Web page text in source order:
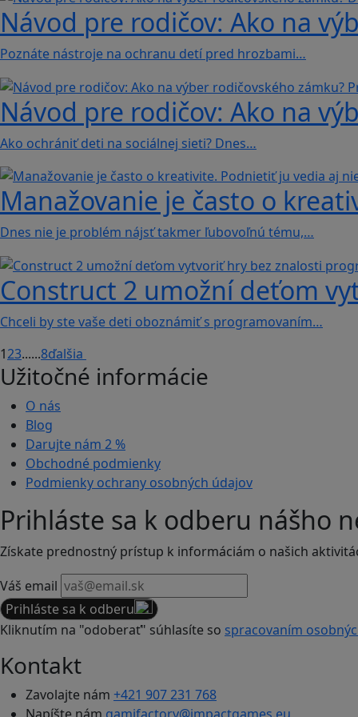
Návod pre rodičov: Ako na
Poznáte nástroje na ochranu detí pred hrozbami…
Návod pre rodičov: Ako na
Ako ochrániť deti na sociálnej sieti? Dnes…
Manažovanie je často o
Dnes nie je problém nájsť takmer ľubovoľnú tému,…
Construct 2 umožní deťom
Chceli by ste vaše deti oboznámiť s programovaním…
123......8ďalšia
Užitočné informácie
O nás
Blog
Darujte nám 2 %
Obchodné podmienky
Podmienky ochrany osobných údajov
Prihláste sa k odberu nášho
Získate prednostný prístup k informáciám o našich
Váš email
Prihláste sa k odberu
Kliknutím na "odoberať" súhlasíte so spracovaním
Kontakt
Zavolajte nám +421 907 231 768